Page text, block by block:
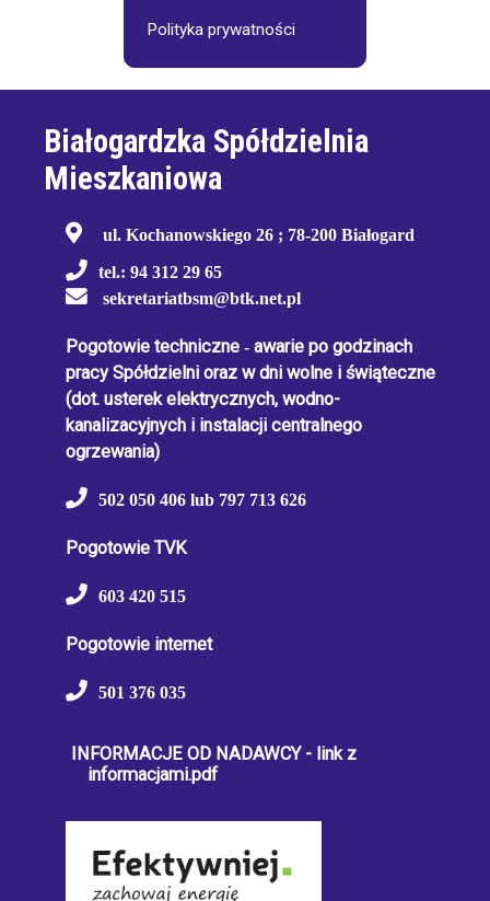
Polityka prywatności
Białogardzka Spółdzielnia
Mieszkaniowa
ul. Kochanowskiego 26 ; 78-200 Białogard
tel.: 94 312 29 65
sekretariatbsm@btk.net.pl
Pogotowie techniczne - awarie po godzinach
pracy Spółdzielni oraz w dni wolne i świąteczne
(dot. usterek elektrycznych, wodno-
kanalizacyjnych i instalacji centralnego
ogrzewania)
502 050 406 lub 797 713 626
Pogotowie TVK
603 420 515
Pogotowie internet
501 376 035
INFORMACJE OD NADAWCY - link z
informacjami.pdf